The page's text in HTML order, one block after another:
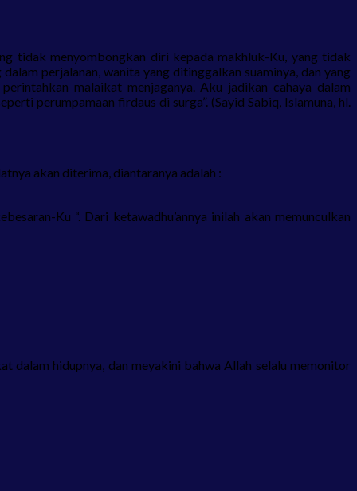
tidak menyombongkan diri kepada makhluk-Ku, yang tidak
perjalanan, wanita yang ditinggalkan suaminya, dan yang
malaikat menjaganya. Aku jadikan cahaya dalam
perumpamaan firdaus di surga”. (Sayid Sabiq, Islamuna, hl.
akan diterima, diantaranya adalah :
Ku “. Dari ketawadhu’annya inilah akan memunculkan
dalam hidupnya, dan meyakini bahwa Allah selalu memonitor